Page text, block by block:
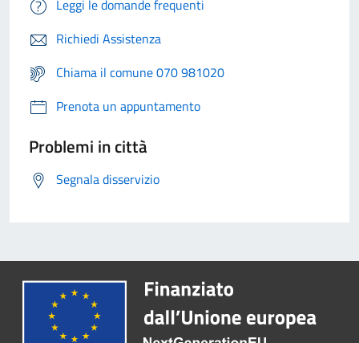
Leggi le domande frequenti
Richiedi Assistenza
Chiama il comune 070 981020
Prenota un appuntamento
Problemi in città
Segnala disservizio